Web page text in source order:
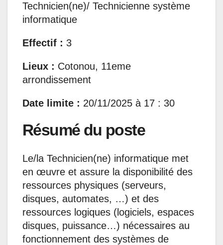
Technicien(ne)/ Technicienne système
informatique
Effectif : 3
Lieux : Cotonou, 11eme
arrondissement
Date limite : 20/11/2025 à 17 : 30
Résumé du poste
Le/la Technicien(ne) informatique met
en œuvre et assure la disponibilité des
ressources physiques (serveurs,
disques, automates, …) et des
ressources logiques (logiciels, espaces
disques, puissance…) nécessaires au
fonctionnement des systèmes de